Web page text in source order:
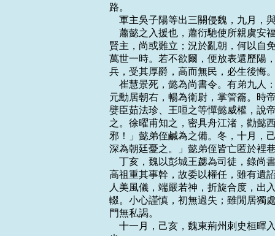
路。
軍主吳子陽等出三關侵魏，九月
蕭懿之入援也，蕭衍馳使所親虞
賢主，尚或難立；況於亂朝，何以自
萬世一時。若不欲爾，便放表還歷陽
兵，受其厚爵，高而無民，必生後悔
崔慧景死，懿為尚書令。有弟九
元勳居朝右，暢為衛尉，掌管籥。時
嬖臣茹法珍、王咺之等憚懿威權，說
之。徐曜甫知之，密具舟江渚，勸懿
邪！」懿弟侄鹹為之備。冬，十月，
深為朝廷憂之。」懿弟侄皆亡匿於裡
丁亥，魏以彭城王勰為司徒，錄
高祖重其事幹，故委以權任，雖有遺
人美風儀，端嚴若神，折旋合度，出
輟。小心謹慎，初無過失；雖閒居獨
門無私謁。
十一月，己亥，魏東荊州刺史桓